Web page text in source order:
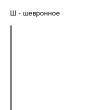
Ш - шевронное